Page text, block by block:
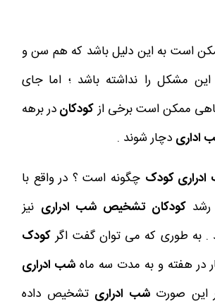
است به این دلیل باشد که هم سن و
این مشکل را نداشته باشد ؛ اما جای
ممکن است برخی ازکودکاندر برهه
دچار شوند .
کودکچگونه است ؟ در واقع با
کودکان تشخیص شب ادرارینیز
به طوری که می توان گفت اگرکودک
شب ادراری
این صورتشب ادراریتشخیص داده